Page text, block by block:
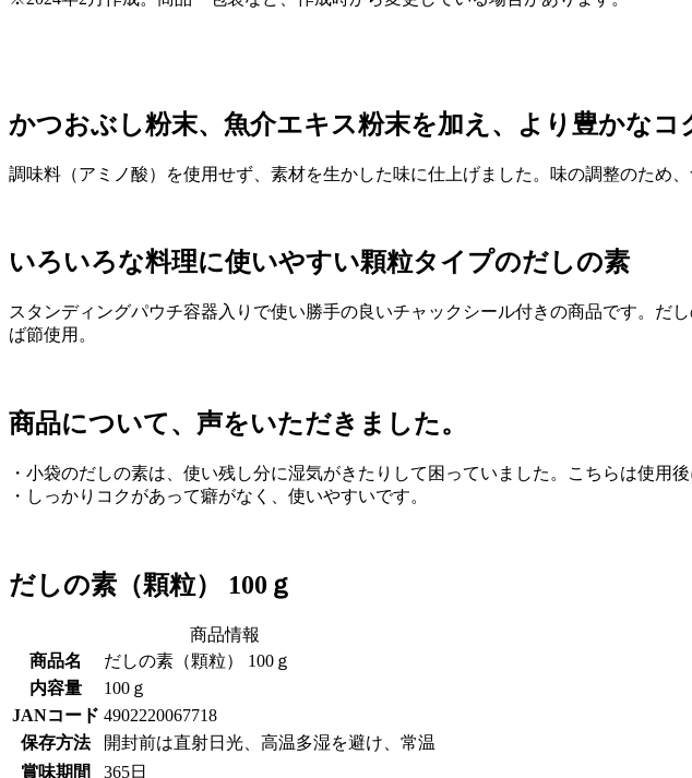
かつおぶし粉末、魚介エキス粉末を加え、より豊かなコ
調味料（アミノ酸）を使用せず、素材を生かした味に仕上げました。味の調整のため
いろいろな料理に使いやすい顆粒タイプのだしの素
スタンディングパウチ容器入りで使い勝手の良いチャックシール付きの商品です。だ
ば節使用。
商品について、声をいただきました。
・小袋のだしの素は、使い残し分に湿気がきたりして困っていました。こちらは使用
・しっかりコクがあって癖がなく、使いやすいです。
だしの素（顆粒） 100ｇ
商品情報
商品名
だしの素（顆粒） 100ｇ
内容量
100ｇ
JANコード 4902220067718
保存方法
開封前は直射日光、高温多湿を避け、常温
賞味期間
365日